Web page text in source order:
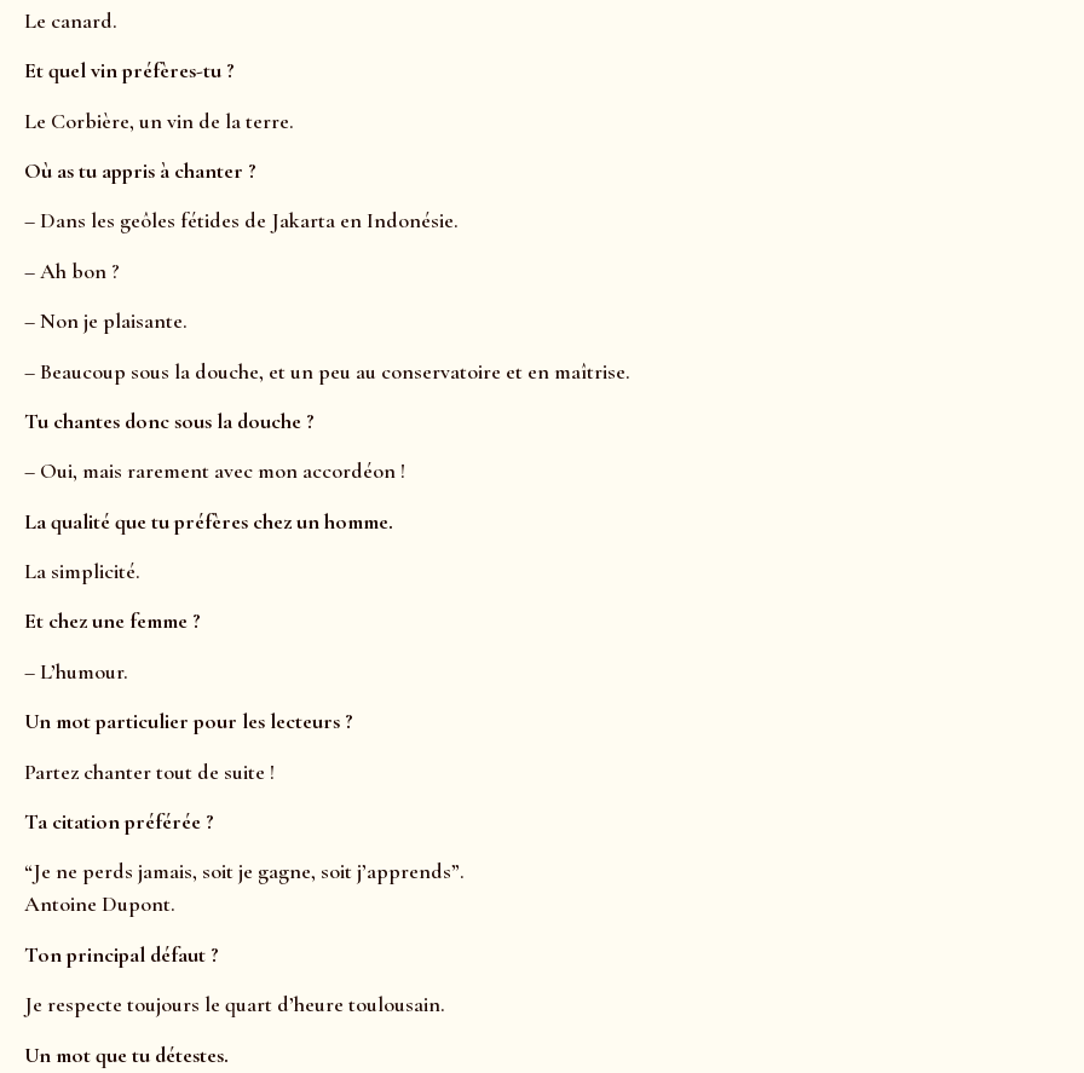
Le canard.
Et quel vin préfères-tu ?
Le Corbière, un vin de la terre.
Où as tu appris à chanter ?
– Dans les geôles fétides de Jakarta en Indonésie.
– Ah bon ?
– Non je plaisante.
– Beaucoup sous la douche, et un peu au conservatoire et en maîtrise.
Tu chantes donc sous la douche ?
– Oui, mais rarement avec mon accordéon !
La qualité que tu préfères chez un homme.
La simplicité.
Et chez une femme ?
– L’humour.
Un mot particulier pour les lecteurs ?
Partez chanter tout de suite !
Ta citation préférée ?
“Je ne perds jamais, soit je gagne, soit j’apprends”.
Antoine Dupont.
Ton principal défaut ?
Je respecte toujours le quart d’heure toulousain.
Un mot que tu détestes.